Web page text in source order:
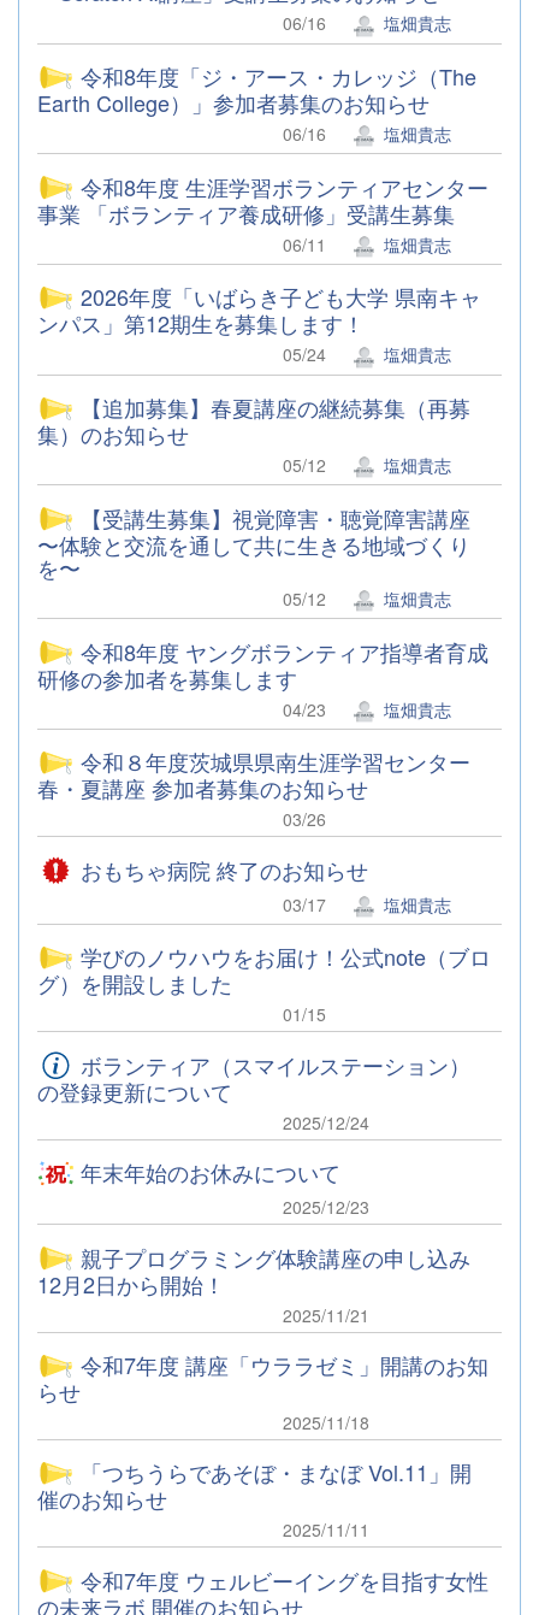
06/16 塩畑貴志
令和8年度「ジ・アース・カレッジ（The
Earth College）」参加者募集のお知らせ
06/16 塩畑貴志
令和8年度 生涯学習ボランティアセンター
事業 「ボランティア養成研修」受講生募集
06/11 塩畑貴志
2026年度「いばらき子ども大学 県南キャ
ンパス」第12期生を募集します！
05/24 塩畑貴志
【追加募集】春夏講座の継続募集（再募
集）のお知らせ
05/12 塩畑貴志
【受講生募集】視覚障害・聴覚障害講座
〜体験と交流を通して共に生きる地域づくり
を〜
05/12 塩畑貴志
令和8年度 ヤングボランティア指導者育成
研修の参加者を募集します
04/23 塩畑貴志
令和８年度茨城県県南生涯学習センター
春・夏講座 参加者募集のお知らせ
03/26
おもちゃ病院 終了のお知らせ
03/17 塩畑貴志
学びのノウハウをお届け！公式note（ブロ
グ）を開設しました
01/15
ボランティア（スマイルステーション）
の登録更新について
2025/12/24
年末年始のお休みについて
2025/12/23
親子プログラミング体験講座の申し込み
12月2日から開始！
2025/11/21
令和7年度 講座「ウララゼミ」開講のお知
らせ
2025/11/18
「つちうらであそぼ・まなぼ Vol.11」開
催のお知らせ
2025/11/11
令和7年度 ウェルビーイングを目指す女性
の未来ラボ 開催のお知らせ